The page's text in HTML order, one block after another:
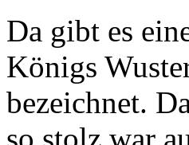
Da gibt es
Königs
bezeichnet.
so stolz war